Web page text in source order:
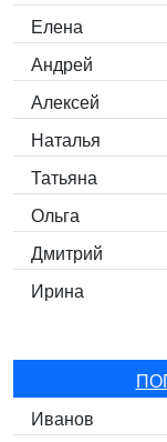
Елена
Андрей
Алексей
Наталья
Татьяна
Ольга
Дмитрий
Ирина
Иванов